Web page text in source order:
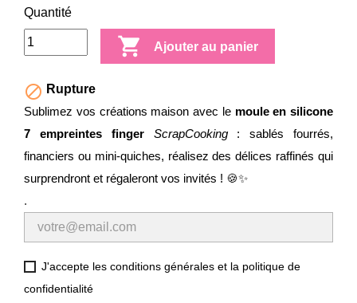
Quantité
 Ajouter au panier
 Rupture
Sublimez vos créations maison avec le moule en silicone
7 empreintes finger
ScrapCooking: sablés fourrés,
financiers ou mini-quiches, réalisez des délices raffinés qui
surprendront et régaleront vos invités ! 🍪✨
.
J'accepte les conditions générales et la politique de
confidentialité